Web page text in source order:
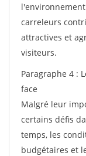
carreleurs
attractives et
visiteurs.
Paragraphe 4 :
face
Malgré leur
certains défis
temps, les
budgétaires et